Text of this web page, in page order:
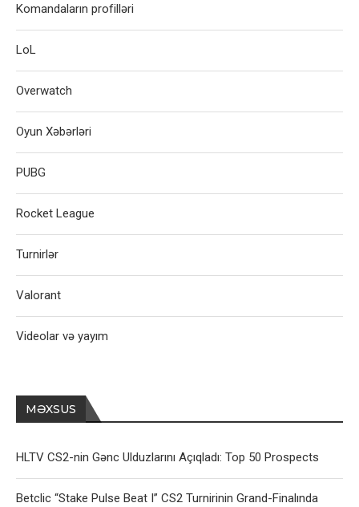
Komandaların profilləri
LoL
Overwatch
Oyun Xəbərləri
PUBG
Rocket League
Turnirlər
Valorant
Videolar və yayım
MƏXSUS
HLTV CS2-nin Gənc Ulduzlarını Açıqladı: Top 50 Prospects
Betclic “Stake Pulse Beat I” CS2 Turnirinin Grand-Finalında